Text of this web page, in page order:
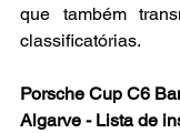
que também
classificatórias.
Porsche Cup C6
Algarve - Lista de